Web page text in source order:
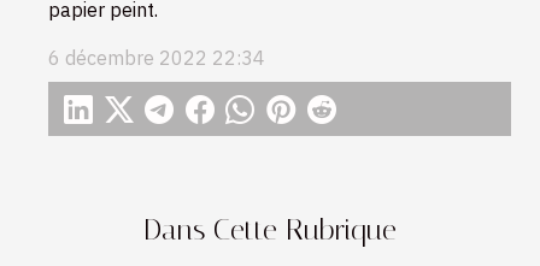
Dans Cette Rubrique
papier peint.
6 décembre 2022 22:34